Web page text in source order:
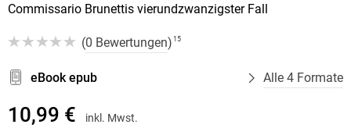
Commissario Brunettis vierundzwanzigster Fall
(0 Bewertungen) 15
eBook epub Alle 4 Formate
10,99 € inkl. Mwst.